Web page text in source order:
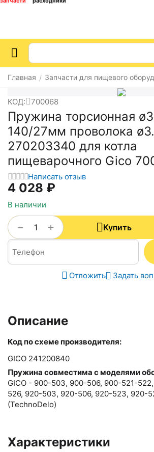
Главная / Запчасти для пищевого
КОД: 700068
Пружина торсионная
140/27мм проволока
270203340 для котла
пищеварочного Gico
Написать отзыв
4 028 ₽
В наличии
+
−
Купить
Отложить Задать
Описание
Код по схеме производителя:
GICO 241200840
Пружина совместима с моделями
GICO - 900-503, 900-506, 900-521-
526, 920-503, 920-506, 920-523, 920-
(TechnoDelo)
Характеристики